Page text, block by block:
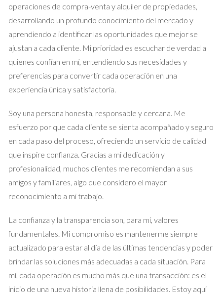
del mercado.
Estudio de Caso 3: Pareja Ruiz
La pareja Ruiz adquirió su hogar por 400,000 euros hace cinco
años. Con la revalorización del mercado, ahora vale
aproximadamente 500,000 euros. Con una deuda hipotecaria
de 250,000 euros, su valor neto alcanzó los 250,000 euros.
Puedes usar estos ejemplos como guía para tu
propio cálculo.
Preguntas Frecuentes
¿Qué es el valor neto de una casa?
El valor neto es la diferencia entre el valor total de mercado
¿Cómo puedo aumentar el valor neto de mi casa?
Puedes aumentar el valor neto haciendo mejoras en la
propiedad o asegurándote de pagar más capital sobre la
hipoteca.
operaciones de compra-venta y alquiler de propiedades,
desarrollando un profundo conocimiento del mercado y
aprendiendo a identificar las oportunidades que mejor se
ajustan a cada cliente. Mi prioridad es escuchar de verdad a
quienes confían en mí, entendiendo sus necesidades y
preferencias para convertir cada operación en una
experiencia única y satisfactoria.
Soy una persona honesta, responsable y cercana. Me
esfuerzo por que cada cliente se sienta acompañado y seguro
en cada paso del proceso, ofreciendo un servicio de calidad
que inspire confianza. Gracias a mi dedicación y
profesionalidad, muchos clientes me recomiendan a sus
amigos y familiares, algo que considero el mayor
reconocimiento a mi trabajo.
La confianza y la transparencia son, para mí, valores
fundamentales. Mi compromiso es mantenerme siempre
actualizado para estar al día de las últimas tendencias y poder
brindar las soluciones más adecuadas a cada situación. Para
mí, cada operación es mucho más que una transacción: es el
inicio de una nueva historia llena de posibilidades. Estoy aquí